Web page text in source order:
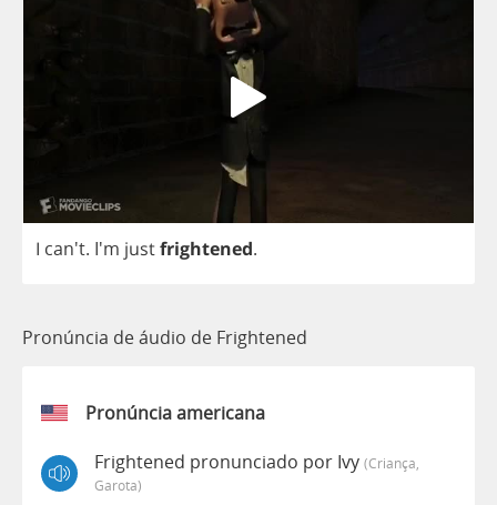
I can't. I'm justfrightened.
Pronúncia de áudio de Frightened
Pronúncia americana
Frightened pronunciado por Ivy (criança,
Garota)